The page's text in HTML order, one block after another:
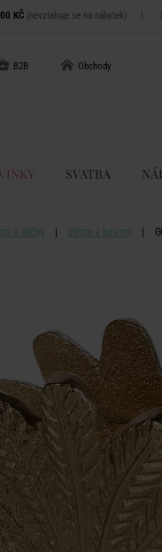
KČ (nevztahuje se na nábytek) |
B2B Obchody
SVATBA
a svíčky Svícny a lucerny